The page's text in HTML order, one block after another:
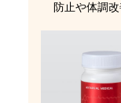
防止や体調